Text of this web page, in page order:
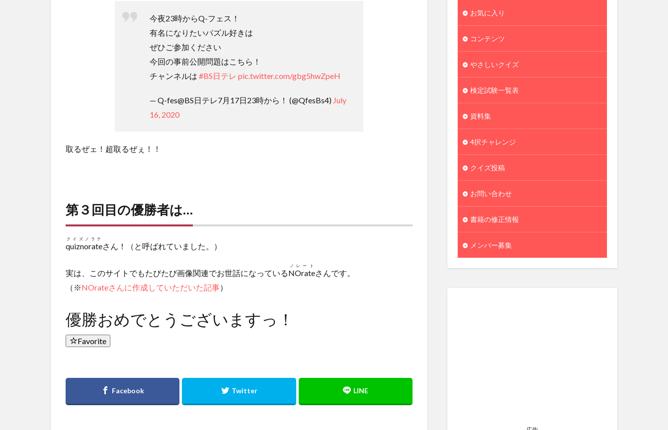
今夜23時からQ-フェス！
有名になりたいパズル好きは
ぜひご参加ください
今回の事前公開問題はこちら！
チャンネルは #BS日テレ pic.twitter.com/gbg5hwZpeH
— Q-fes@BS日テレ7月17日23時から！ (@QfesBs4) July
16, 2020
取るぜェ！超取るぜぇ！！
第３回目の優勝者は…
quiznorate
クイズノラテ
さん！（と呼ばれていました。）
実は、このサイトでもたびたび画像関連でお世話になっているNOrate
ノレート
さんです。
（※NOrateさんに作成していただいた記事）
優勝おめでとうございますっ！
Favorite
お気に入り
コンテンツ
やさしいクイズ
検定試験一覧表
資料集
4択チャレンジ
クイズ投稿
お問い合わせ
書籍の修正情報
メンバー募集